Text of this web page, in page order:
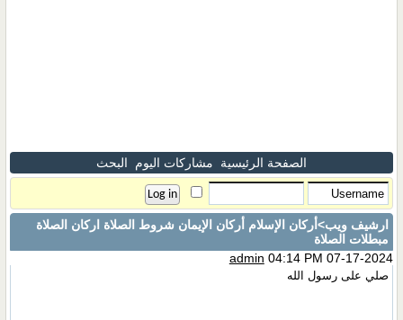
الصفحة الرئيسية مشاركات اليوم البحث
ارشيف ويب>أركان الإسلام أركان الإيمان شروط الصلاة اركان الصلاة
مبطلات الصلاة
admin 04:14 PM 07-17-2024
صلي على رسول الله